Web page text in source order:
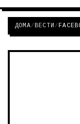
ДОМА/ВЕСТИ /